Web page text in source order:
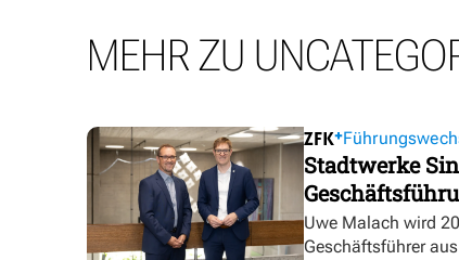
MEHR ZU
Stadtwerke
Uwe Malach wird
Geschäftsführer